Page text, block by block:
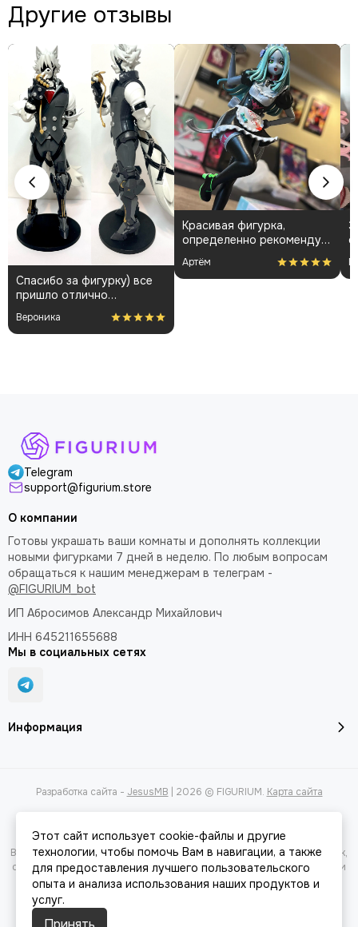
Другие отзывы
все
Красивая фигурка,
определенно рекомендую
👍🏻
Заказывал впервые,
очень понравилось, от
общения с
до фигурки и покраса
Telegram
support@figurium.store
Информация
О компании
Готовы украшать ваши комнаты и дополнять коллекции
новыми фигурками 7 дней в неделю. По любым вопросам
обращаться к нашим менеджерам в телеграм -
@FIGURIUM_bot
ИП Абросимов Александр Михайлович
ИНН 645211655688
Мы в социальных сетях
Разработка сайта - JesusMB | 2026 © FIGURIUM. Карта сайта
Вся представленная на сайте информация, касающаяся характеристик,
стоимости товаров и услуг, носит информационный характер и ни при
каких условиях не является публичной офертой, определяемой
положениями Статьи 437(2) Гражданского кодекса РФ.
Этот сайт использует cookie-файлы и другие
технологии, чтобы помочь Вам в навигации, а также
для предоставления лучшего пользовательского
опыта и анализа использования наших продуктов и
услуг.